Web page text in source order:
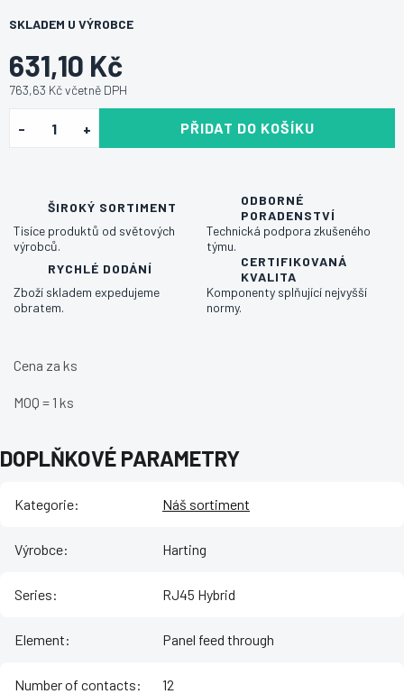
631,10 Kč
763,63 Kč včetně DPH
SKLADEM U VÝROBCE
PŘIDAT DO KOŠÍKU
ŠIROKÝ SORTIMENT
Tisíce produktů od světových
výrobců.
ODBORNÉ
PORADENSTVÍ
Technická podpora zkušeného
týmu.
RYCHLÉ DODÁNÍ
Zboží skladem expedujeme
obratem.
CERTIFIKOVANÁ
KVALITA
Komponenty splňující nejvyšší
normy.
Cena za ks
MOQ = 1 ks
DOPLŇKOVÉ PARAMETRY
Kategorie: Náš sortiment
Výrobce: Harting
Series: RJ45 Hybrid
Element: Panel feed through
Number of contacts: 12